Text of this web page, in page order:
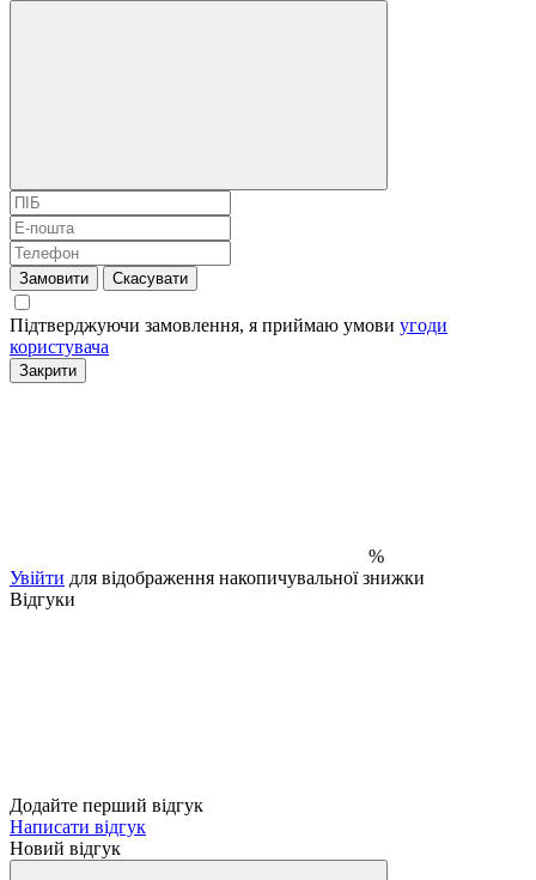
Замовити Скасувати
Підтверджуючи замовлення, я приймаю умови угоди
користувача
Закрити
%
Увійти для відображення накопичувальної знижки
Відгуки
Додайте перший відгук
Написати відгук
Новий відгук